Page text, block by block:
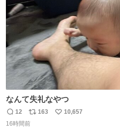
なんて失礼なやつ
返
信
12
リ
ポ
163
い
10,657
16時間前